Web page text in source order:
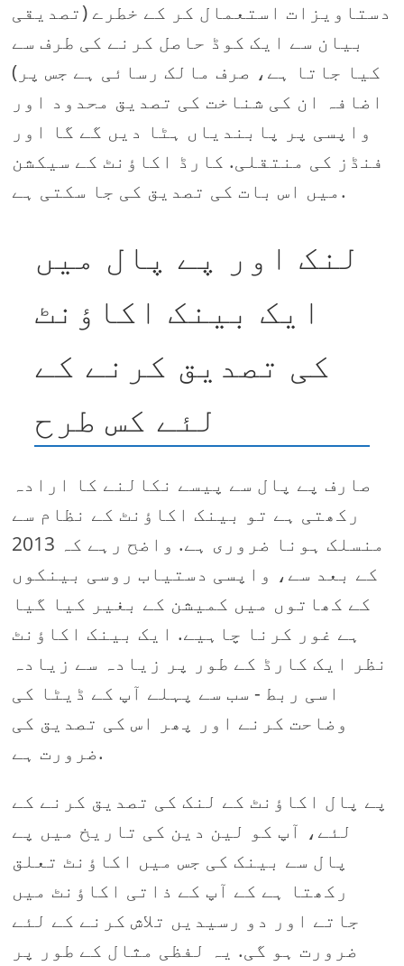
دستاویزات استعمال کر کے خطرے (تصدیقی
بیان سے ایک کوڈ حاصل کرنے کی طرف سے
کیا جاتا ہے، صرف مالک رسائی ہے جس پر)
اضافہ ان کی شناخت کی تصدیق محدود اور
واپسی پر پابندیاں ہٹا دیں گے گا اور
فنڈز کی منتقلی. کارڈ اکاؤنٹ کے سیکشن
میں اس بات کی تصدیق کی جا سکتی ہے.
لنک اور پے پال میں
ایک بینک اکاؤنٹ
کی تصدیق کرنے کے
لئے کس طرح
صارف پے پال سے پیسے نکالنے کا ارادہ
رکھتی ہے تو بینک اکاؤنٹ کے نظام سے
منسلک ہونا ضروری ہے. واضح رہے کہ 2013
کے بعد سے، واپسی دستیاب روسی بینکوں
کے کھاتوں میں کمیشن کے بغیر کیا گیا
ہے غور کرنا چاہیے. ایک بینک اکاؤنٹ
نظر ایک کارڈ کے طور پر زیادہ سے زیادہ
اسی ربط - سب سے پہلے آپ کے ڈیٹا کی
وضاحت کرنے اور پھر اس کی تصدیق کی
ضرورت ہے.
پے پال اکاؤنٹ کے لنک کی تصدیق کرنے کے
لئے، آپ کو لین دین کی تاریخ میں پے
پال سے بینک کی جس میں اکاؤنٹ تعلق
رکھتا ہے کے آپ کے ذاتی اکاؤنٹ میں
جاتے اور دو رسیدیں تلاش کرنے کے لئے
ضرورت ہو گی. یہ لفظی مثال کے طور پر